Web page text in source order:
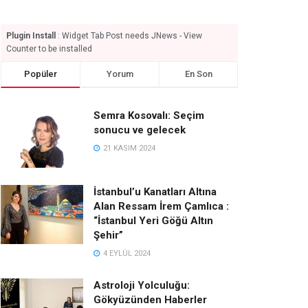
Plugin Install
: Widget Tab Post needs JNews - View
Counter to be installed
Popüler Yorum En Son
Semra Kosovalı: Seçim
sonucu ve gelecek
21 KASIM 2024
İstanbul’u Kanatları Altına
Alan Ressam İrem Çamlıca :
“İstanbul Yeri Göğü Altın
Şehir”
4 EYLÜL 2024
Astroloji Yolculuğu:
Gökyüzünden Haberler